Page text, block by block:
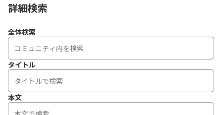
詳細検索
全体検索
タイトル
本文